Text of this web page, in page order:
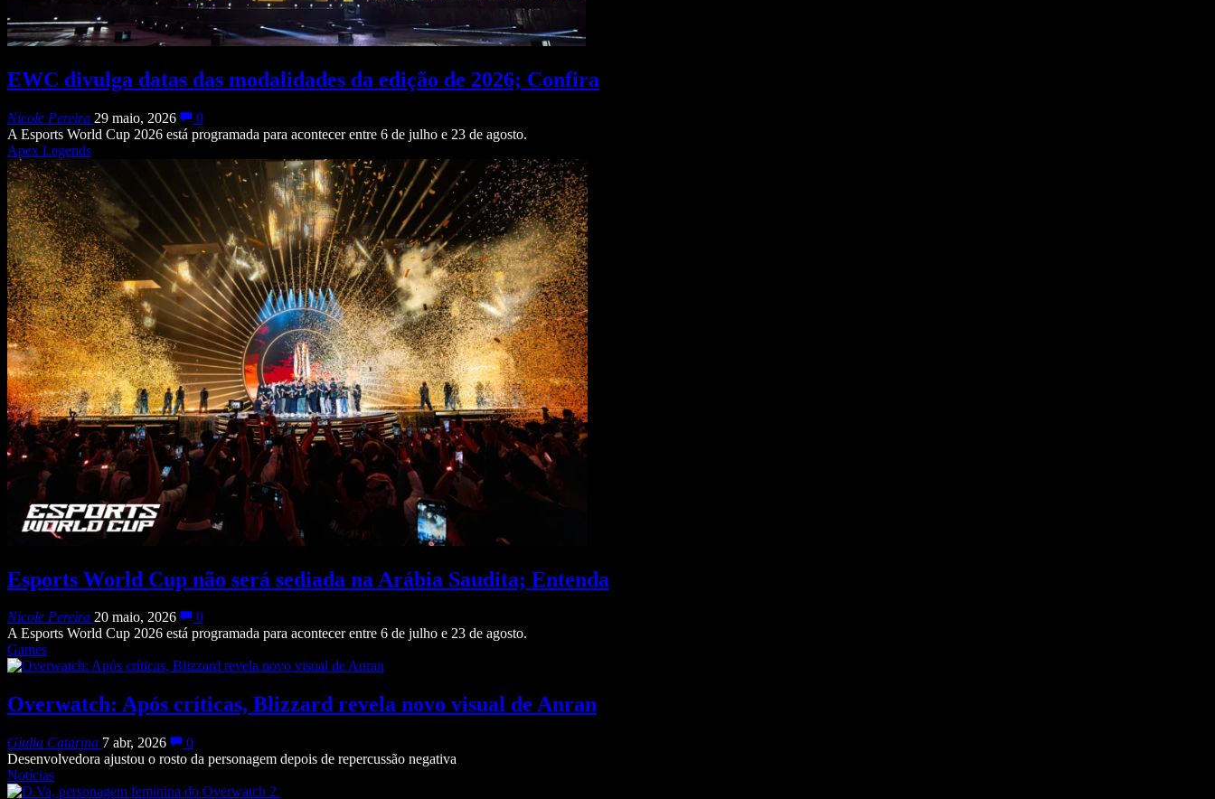
EWC divulga datas das modalidades da edição de 2026; Confira
Nicole Pereira 29 maio, 2026
0
A Esports World Cup 2026 está programada para acontecer entre 6 de julho e 23 de agosto.
Apex Legends
Esports World Cup não será sediada na Arábia Saudita; Entenda
Nicole Pereira 20 maio, 2026
0
A Esports World Cup 2026 está programada para acontecer entre 6 de julho e 23 de agosto.
Games
Overwatch: Após críticas, Blizzard revela novo visual de Anran
Giulia Catarina 7 abr, 2026
0
Desenvolvedora ajustou o rosto da personagem depois de repercussão negativa
Notícias